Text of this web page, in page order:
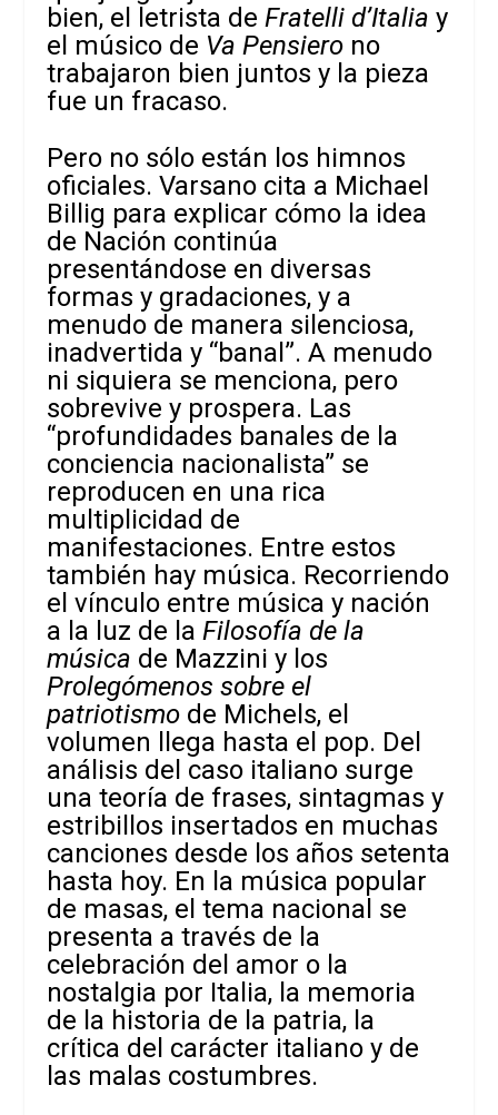
bien, el letrista deFratelli d’Italia y
el músico de Va Pensiero no
trabajaron bien juntos y la pieza
fue un fracaso.
Pero no sólo están los himnos
oficiales. Varsano cita a Michael
Billig para explicar cómo la idea
de Nación continúa
presentándose en diversas
formas y gradaciones, y a
menudo de manera silenciosa,
inadvertida y “banal”. A menudo
ni siquiera se menciona, pero
sobrevive y prospera. Las
“profundidades banales de la
conciencia nacionalista” se
reproducen en una rica
multiplicidad de
manifestaciones. Entre estos
también hay música. Recorriendo
el vínculo entre música y nación
a la luz de la Filosofía de la
música de Mazzini y los
Prolegómenos sobre el
patriotismo de Michels, el
volumen llega hasta el pop. Del
análisis del caso italiano surge
una teoría de frases, sintagmas y
estribillos insertados en muchas
canciones desde los años setenta
hasta hoy. En la música popular
de masas, el tema nacional se
presenta a través de la
celebración del amor o la
nostalgia por Italia, la memoria
de la historia de la patria, la
crítica del carácter italiano y de
las malas costumbres.